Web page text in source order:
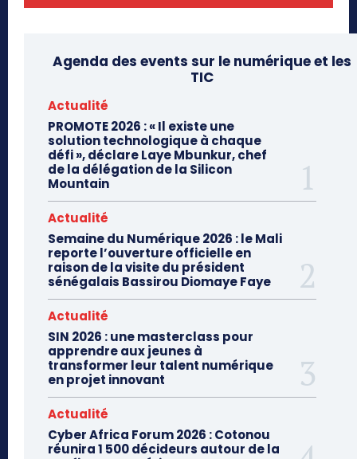
Agenda des events sur le numérique et les
TIC
Actualité
PROMOTE 2026 : « Il existe une
solution technologique à chaque
défi », déclare Laye Mbunkur, chef
de la délégation de la Silicon
Mountain
Actualité
Semaine du Numérique 2026 : le Mali
reporte l’ouverture officielle en
raison de la visite du président
sénégalais Bassirou Diomaye Faye
Actualité
SIN 2026 : une masterclass pour
apprendre aux jeunes à
transformer leur talent numérique
en projet innovant
Actualité
Cyber Africa Forum 2026 : Cotonou
réunira 1 500 décideurs autour de la